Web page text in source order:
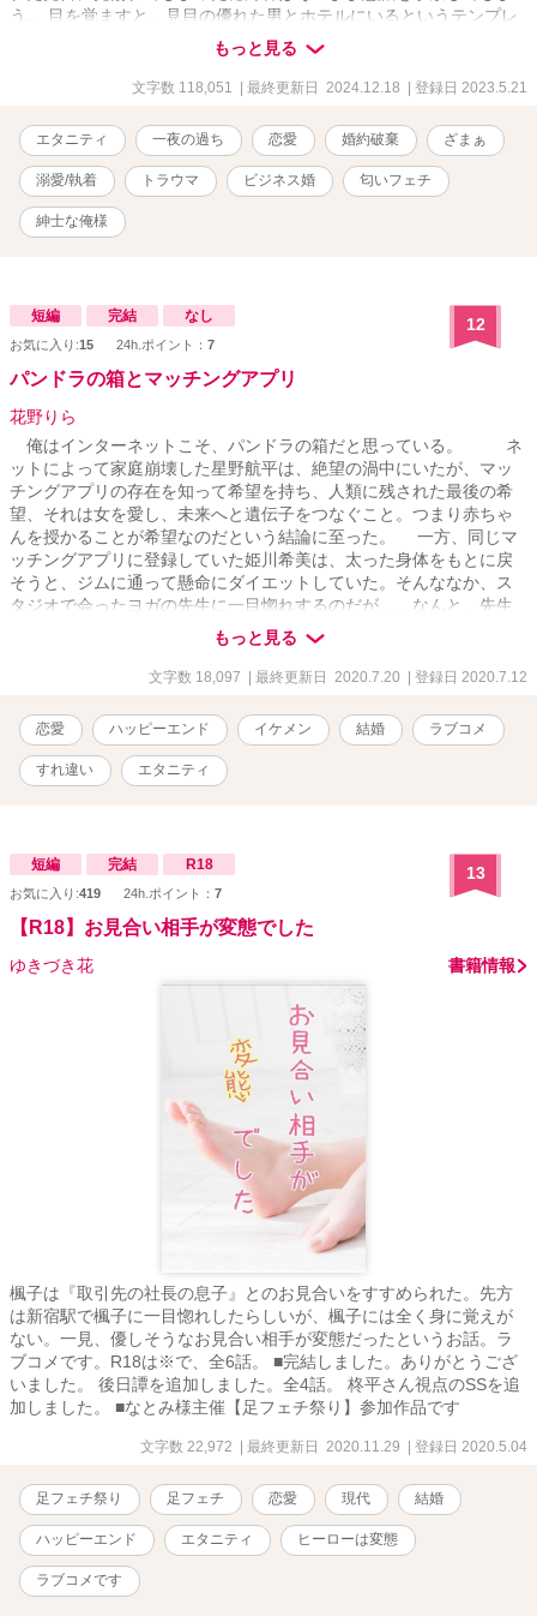
う。 目を覚ますと、見目の優れた男とホテルにいるというテンプレ
展開が待ち受けていたばかりか、紳士だとばかり思っていた男から
の予期せぬ変態発言により思いもよらない事態に……！ 数ヶ月後、
心機一転転職した穂乃香は、どういうわけか社長の第二秘書に抜擢
と一夜を共にした、あの変態男だった。 しかも、穂乃香の醸し出す
香りに一目惚れならぬ〝一嗅ぎ惚れ〟をしたという社長から、いき
なりプロポーズされて、〝業務の一環としてのビジネス婚〟に仕方
なく応じたはずが……､驚くほどの誠実さと優しさで頑なだった心を
蕩かされ、甘い美声と香りに惑わされ、時折みせるギャップと強引
さで熱く激しく翻弄されてーー 嗅覚に優れた紳士な俺様社長と男性
ノウチカナタ）３２歳・働きたい企業ランキングトップを独占する
大手総合電機メーカー「竹野内グループ」の社長・海外帰りの超絶
ハイスペックなイケメン御曹司・優れた嗅覚の持ち主 ＊葛城穂乃香
（カツラギホノカ）２７歳・男性不信の生真面目秘書・過去のトラ
＋.。.:*・゜＋.。.:*・゜ ※この作品はフィクションです。実在の人
物・団体とは一切関係ありません .｡.:*･ﾟ＋.｡.:*･ﾟ＋.｡.:*･ﾟ＋.｡.:*･ﾟ ✧
エブリスタ様にて初公開23.1.9✧
もっと見る
文字数 118,051 | 最終更新日 2024.12.18 | 登録日 2023.5.21
エタニティ 一夜の過ち 恋愛 婚約破棄 ざまぁ
溺愛/執着 トラウマ ビジネス婚 匂いフェチ
紳士な俺様
短編 完結 なし
お気に入り:15 24h.ポイント： 7
12
パンドラの箱とマッチングアプリ
花野りら
俺はインターネットこそ、パンドラの箱だと思っている。 ネ
ットによって家庭崩壊した星野航平は、絶望の渦中にいたが、マッ
チングアプリの存在を知って希望を持ち、人類に残された最後の希
望、それは女を愛し、未来へと遺伝子をつなぐこと。つまり赤ちゃ
んを授かることが希望なのだという結論に至った。 一方、同じマ
ッチングアプリに登録していた姫川希美は、太った身体をもとに戻
そうと、ジムに通って懸命にダイエットしていた。そんななか、ス
タジオで会ったヨガの先生に一目惚れするのだが……なんと、先生
とはマッチングアプリのなかでつながっていた！ この物語は、
仮想現実で知り合った男と女の、絶望から始まるラブストーリーで
もっと見る
文字数 18,097 | 最終更新日 2020.7.20 | 登録日 2020.7.12
恋愛 ハッピーエンド イケメン 結婚 ラブコメ
すれ違い エタニティ
短編 完結 R18
お気に入り:419 24h.ポイント： 7
13
【R18】お見合い相手が変態でした
ゆきづき花 書籍情報
楓子は『取引先の社長の息子』とのお見合いをすすめられた。先方
は新宿駅で楓子に一目惚れしたらしいが、楓子には全く身に覚えが
ない。一見、優しそうなお見合い相手が変態だったというお話。ラ
ブコメです。R18は※で、全6話。 ■完結しました。ありがとうござ
いました。 後日譚を追加しました。全4話。 柊平さん視点のSSを追
加しました。 ■なとみ様主催【足フェチ祭り】参加作品です
文字数 22,972 | 最終更新日 2020.11.29 | 登録日 2020.5.04
足フェチ祭り 足フェチ 恋愛 現代 結婚
ハッピーエンド エタニティ ヒーローは変態
ラブコメです